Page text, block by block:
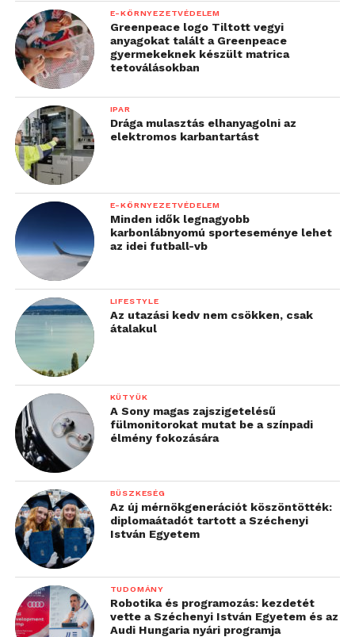
E-KÖRNYEZETVÉDELEM
Greenpeace logo Tiltott vegyi
anyagokat talált a Greenpeace
gyermekeknek készült matrica
tetoválásokban
IPAR
Drága mulasztás elhanyagolni az
elektromos karbantartást
E-KÖRNYEZETVÉDELEM
Minden idők legnagyobb
karbonlábnyomú sporteseménye lehet
az idei futball-vb
LIFESTYLE
Az utazási kedv nem csökken, csak
átalakul
KÜTYÜK
A Sony magas zajszigetelésű
fülmonitorokat mutat be a színpadi
élmény fokozására
BÜSZKESÉG
Az új mérnökgenerációt köszöntötték:
diplomaátadót tartott a Széchenyi
István Egyetem
TUDOMÁNY
Robotika és programozás: kezdetét
vette a Széchenyi István Egyetem és az
Audi Hungaria nyári programja